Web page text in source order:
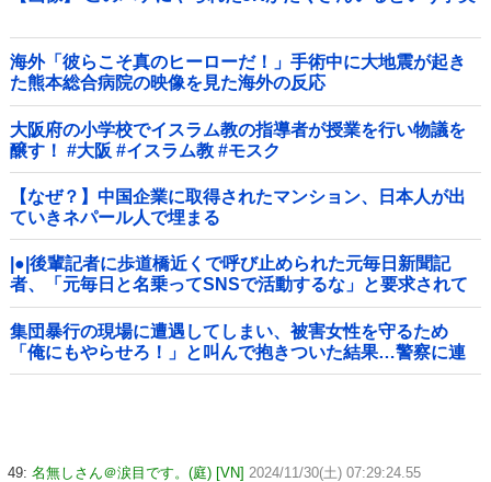
海外「彼らこそ真のヒーローだ！」手術中に大地震が起き
た熊本総合病院の映像を見た海外の反応
大阪府の小学校でイスラム教の指導者が授業を行い物議を
醸す！ #大阪 #イスラム教 #モスク
【なぜ？】中国企業に取得されたマンション、日本人が出
ていきネパール人で埋まる
|●|後輩記者に歩道橋近くで呼び止められた元毎日新聞記
者、「元毎日と名乗ってSNSで活動するな」と要求されて
しまい……
集団暴行の現場に遭遇してしまい、被害女性を守るため
「俺にもやらせろ！」と叫んで抱きついた結果…警察に連
行され〇〇扱いされる悲劇へ←機転を利かせた結果が裏目
49: 名無しさん＠涙目です。(庭) [VN] 2024/11/30(土) 07:29:24.55